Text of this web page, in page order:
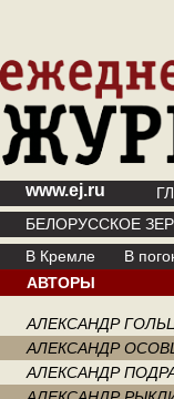
www.ej.ru
БЕЛОРУССКОЕ
В Кремле
В
АВТОРЫ
АЛЕКСАНДР
АЛЕКСАНДР
АЛЕКСАНДР